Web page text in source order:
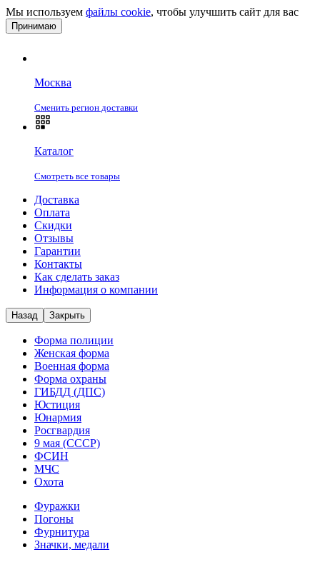
Мы используем файлы cookie, чтобы улучшить сайт для вас
Принимаю
Москва
Сменить регион доставки
Каталог
Смотреть все товары
Доставка
Оплата
Скидки
Отзывы
Гарантии
Контакты
Как сделать заказ
Информация о компании
Назад Закрыть
Форма полиции
Женская форма
Военная форма
Форма охраны
ГИБДД (ДПС)
Юстиция
Юнармия
Росгвардия
9 мая (СССР)
ФСИН
МЧС
Охота
Фуражки
Погоны
Фурнитура
Значки, медали